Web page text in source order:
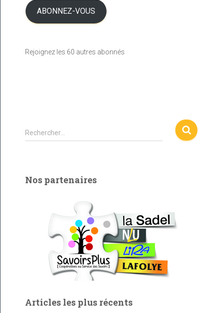
s
s
m
ABONNEZ-VOUS
Rejoignez les 60 autres abonnés
R
e
r
Rechercher…
Nos partenaires
Articles les plus récents